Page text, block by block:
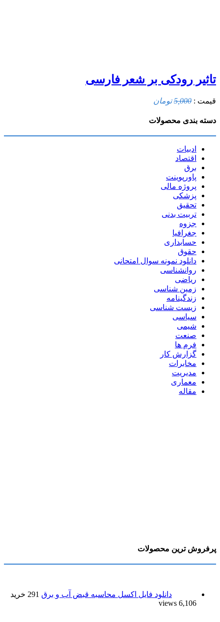
تاثیر رودکی بر شعر فارسی
قیمت : 5,000تومان
دسته بندی محصولات
ادبیات
اقتصاد
برق
پاورپوینت
پروژه مالی
پزشکی
تحقیق
تربیت بدنی
جزوه
جغرافیا
حسابداری
حقوق
دانلود نمونه سوال امتحانی
روانشناسی
ریاضی
زمین شناسی
زندگینامه
زیست شناسی
سیاسی
شیمی
صنعت
فرم ها
گزارش کار
مخابرات
مدیریت
معماری
مقاله
پرفروش ترین محصولات
دانلود فایل اکسل محاسبه قبض آب و برق 291 خرید
6,106 views